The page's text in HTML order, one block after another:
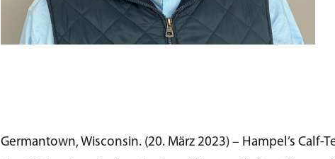
Germantown, Wisconsin. (20. März 2023) – Hampel’s